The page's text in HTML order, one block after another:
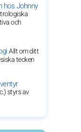
hos Johnny
och
Allt om ditt
tecken
styrs av